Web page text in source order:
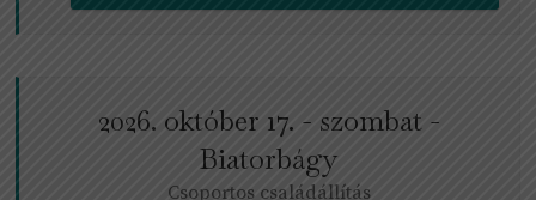
2026. október 17. - szombat -
Biatorbágy
Csoportos családállítás